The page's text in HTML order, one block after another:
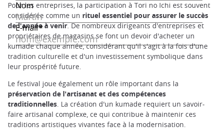
Pour les entreprises, la participation à Tori no Ichi est souvent
considérée comme un rituel essentiel pour assurer le succès
de l'année à venir. De nombreux dirigeants d'entreprises et
propriétaires de magasins se font un devoir d'acheter un
kumade chaque année, considérant qu'il s'agit à la fois d'une
tradition culturelle et d'un investissement symbolique dans
leur prospérité future.
Le festival joue également un rôle important dans la
préservation de l'artisanat et des compétences
traditionnelles. La création d'un kumade requiert un savoir-
faire artisanal complexe, ce qui contribue à maintenir ces
traditions artistiques vivantes face à la modernisation.